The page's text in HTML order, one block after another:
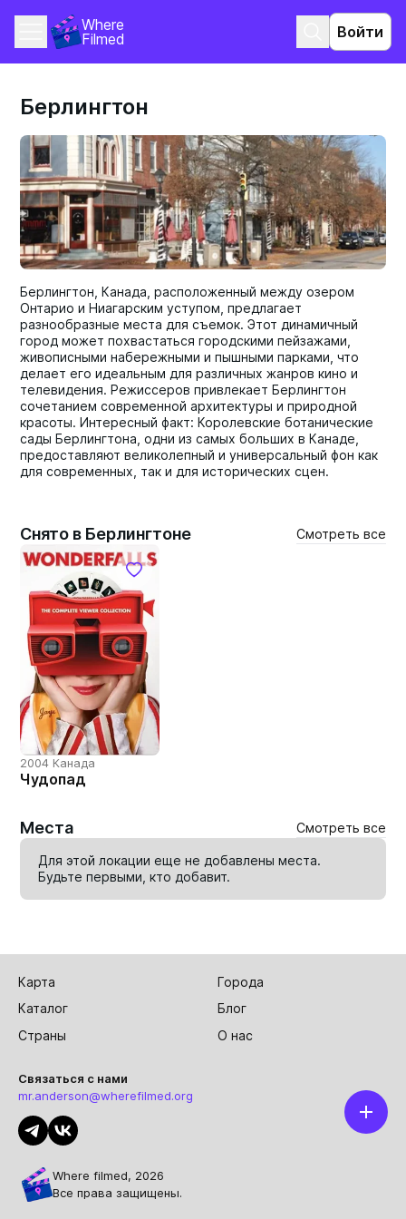
Where
Filmed
Войти
Берлингтон
Берлингтон, Канада, расположенный между озером
Онтарио и Ниагарским уступом, предлагает
разнообразные места для съемок. Этот динамичный
город может похвастаться городскими пейзажами,
живописными набережными и пышными парками, что
делает его идеальным для различных жанров кино и
телевидения. Режиссеров привлекает Берлингтон
сочетанием современной архитектуры и природной
красоты. Интересный факт: Королевские ботанические
сады Берлингтона, одни из самых больших в Канаде,
предоставляют великолепный и универсальный фон как
для современных, так и для исторических сцен.
Снято в Берлингтоне Смотреть все
2004 Канада
Чудопад
Места Смотреть все
Для этой локации еще не добавлены места.
Будьте первыми, кто добавит.
Карта
Города
Каталог
Блог
Страны
О нас
Связаться с нами
mr.anderson@wherefilmed.org
Where filmed, 2026
Все права защищены.